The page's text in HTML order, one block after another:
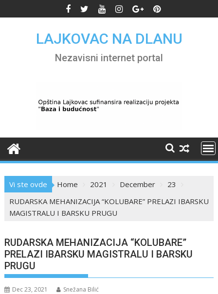
to
LAJKOVAC NA DLANU
Nezavisni internet portal
Vi ste ovde Home 2021 December
23
RUDARSKA MEHANIZACIJA “KOLUBARE” PRELAZI IBARSKU
MAGISTRALU I BARSKU PRUGU
RUDARSKA MEHANIZACIJA “KOLUBARE”
PRELAZI IBARSKU MAGISTRALU I BARSKU
PRUGU
Dec 23, 2021 Snežana Bilić